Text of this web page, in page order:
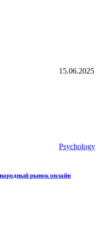
15.06.2025
Psychology
рынок онлайн